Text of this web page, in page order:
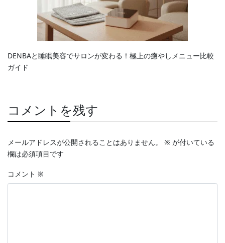
DENBAと睡眠美容でサロンが変わる！極上の癒やしメニュー比較
ガイド
コメントを残す
メールアドレスが公開されることはありません。 ※ が付いている
欄は必須項目です
コメント ※